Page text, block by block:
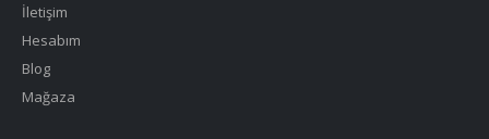
İletişim
Hesabım
Blog
Mağaza